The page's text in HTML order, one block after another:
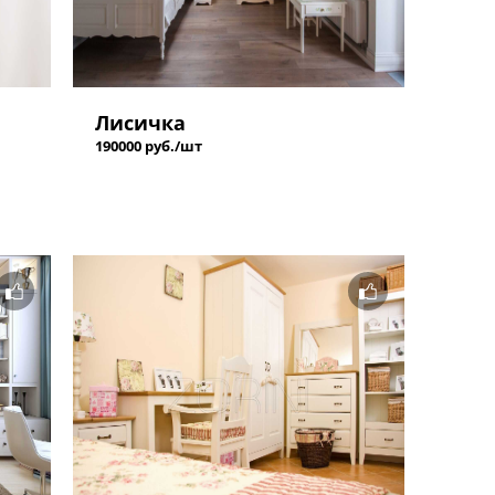
Лисичка
190000 руб./шт